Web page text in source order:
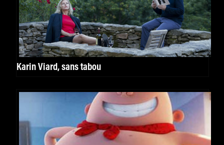
Karin Viard, sans tabou